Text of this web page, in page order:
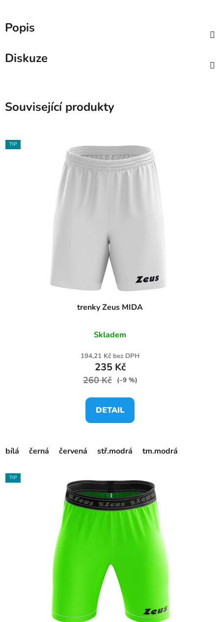
Popis
Diskuze
Související produkty
TIP
trenky Zeus MIDA
Skladem
194,21 Kč bez DPH
235 Kč
260 Kč (–9 %)
DETAIL
bílá černá červená stř.modrá tm.modrá
TIP